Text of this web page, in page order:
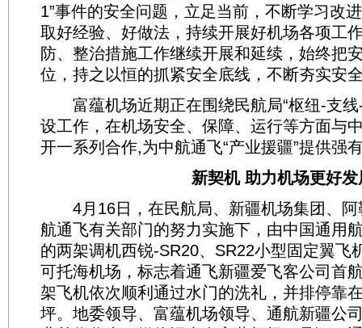
1”事件的安全问题，立足当前，不断学习改
取好经验、好做法，持续开展好机场各项工
防、整治措施工作继续开展和延续，始终把
位，持之以恒的抓紧安全底线，不断夯实安
富蕴机场近期正在围绕民航局“枢纽-支线-
设工作，在机场安全、保障、运行等方面与
开一系列合作,为中航通飞“产业援疆”提供强
新契机 助力机场更好发
4月16日，在民航局、新疆机场集团、阿
航通飞有关部门的努力实施下，由中国通用
的两架调机西锐-SR20、SR22小型固定翼飞
可托海机场，标志着通飞新疆爱飞客公司首
架飞机依次顺利通过水门的洗礼，并排停靠
坪。地委领导、富蕴机场领导、通航新疆公